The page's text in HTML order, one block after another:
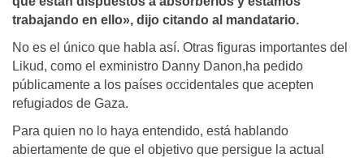
trabajando en ello», dijo citando al mandatario.
No es el único que habla así. Otras figuras importantes del
Likud, como el exministro Danny Danon,ha pedido
públicamente a los países occidentales que acepten
refugiados de Gaza.
Para quien no lo haya entendido, está hablando
abiertamente de que el objetivo que persigue la actual